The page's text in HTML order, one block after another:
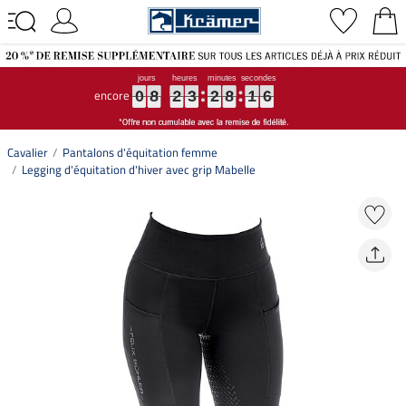
encore 0
0
0
0 8
8
8
8 2
2
2
2 3
3
3
3 2
2
2
2 8
8
8
8 1
1
1
1 5
6
5
6
Cavalier
Pantalons d'équitation femme
Legging d'équitation d'hiver avec grip Mabelle